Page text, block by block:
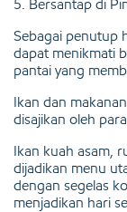
5. Bersantap di
Sebagai penutup
dapat menikmati
pantai yang
Ikan dan
disajikan oleh
Ikan kuah asam,
dijadikan menu
dengan segelas
menjadikan hari